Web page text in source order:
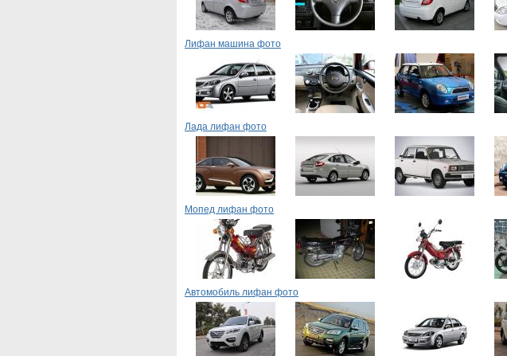
Лифан машина фото
Лада лифан фото
Мопед лифан фото
Автомобиль лифан фото